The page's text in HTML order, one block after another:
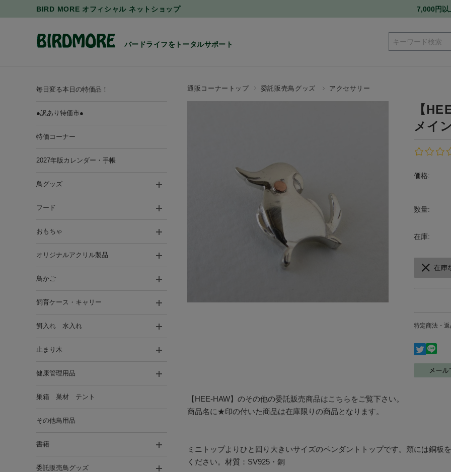
BIRD MORE オフィシャル ネットショップ 7,000円
バードライフをトータルサポート
通販コーナートップ 委託販売鳥グッズ アクセサリー
【
メイ
価格:
数量:
在庫:
特定商法・
【HEE-HAW】のその他の委託販売商品はこちらをご覧下さい。
商品名に★印の付いた商品は在庫限りの商品となります。
ミニトップよりひと回り大きいサイズのペンダントトップです。頬には銅板
ください。材質：SV925・銅
毎日変る本日の特価品！
●訳あり特価市●
特価コーナー
2027年版カレンダー・手帳
鳥グッズ
フード
おもちゃ
オリジナルアクリル製品
鳥かご
飼育ケース・キャリー
餌入れ 水入れ
止まり木
健康管理用品
巣箱 巣材 テント
その他鳥用品
書籍
委託販売鳥グッズ